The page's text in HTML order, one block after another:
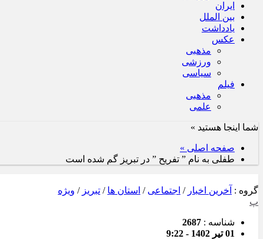
ایران
بین الملل
یادداشت
عکس
مذهبی
ورزشی
سیاسی
فیلم
مذهبی
علمی
شما اینجا هستید »
صفحه اصلی »
طفلی به نام ” تفریح ” در تبریز گم شده است
گروه : آخرین اخبار / اجتماعی / استان ها / تبریز / ویژه
پ
شناسه : 2687
01 تیر 1402 - 9:22